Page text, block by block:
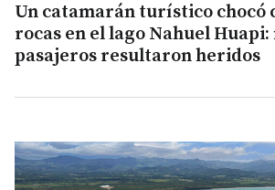
Un catamarán turístico chocó
rocas en el lago Nahuel Huapi:
pasajeros resultaron heridos